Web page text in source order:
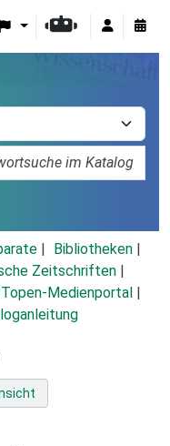
Bibliotheken
Zeitschriften
Medienportal